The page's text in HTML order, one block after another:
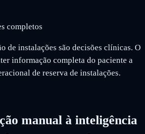
completos
de instalações são decisões clínicas. O
informação completa do paciente a
de reserva de instalações.
manual à inteligência